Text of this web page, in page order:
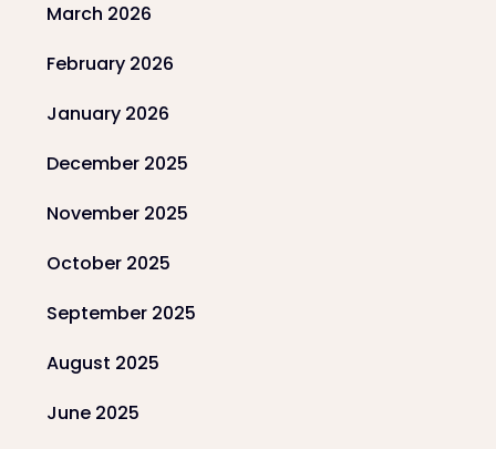
March 2026
February 2026
January 2026
December 2025
November 2025
October 2025
September 2025
August 2025
June 2025